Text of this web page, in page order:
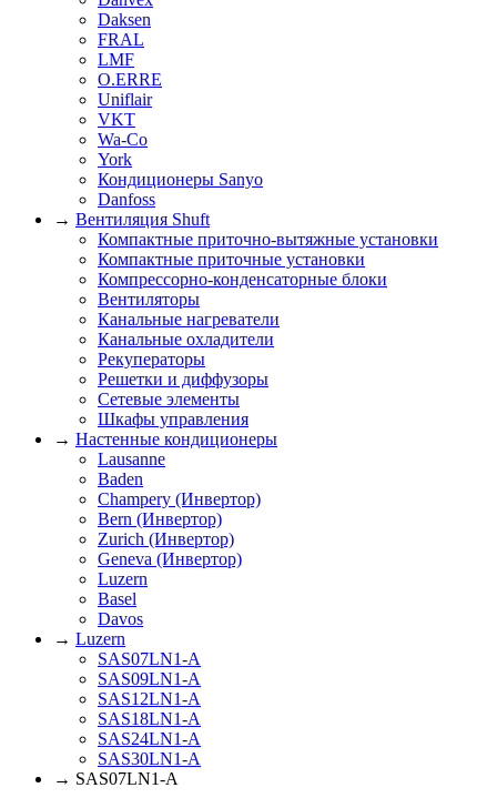
Daksen
FRAL
LMF
O.ERRE
Uniflair
VKT
Wa-Co
York
Кондиционеры Sanyo
Danfoss
→ Вентиляция Shuft
Компактные приточно-вытяжные установки
Компактные приточные установки
Компрессорно-конденсаторные блоки
Вентиляторы
Канальные нагреватели
Канальные охладители
Рекуператоры
Решетки и диффузоры
Сетевые элементы
Шкафы управления
→ Настенные кондиционеры
Lausanne
Baden
Champery (Инвертор)
Bern (Инвертор)
Zurich (Инвертор)
Geneva (Инвертор)
Luzern
Basel
Davos
→ Luzern
SAS07LN1-A
SAS09LN1-A
SAS12LN1-A
SAS18LN1-A
SAS24LN1-A
SAS30LN1-A
→ SAS07LN1-A